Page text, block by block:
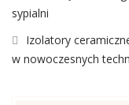
sypialni
Izolatory
w nowoczesnych